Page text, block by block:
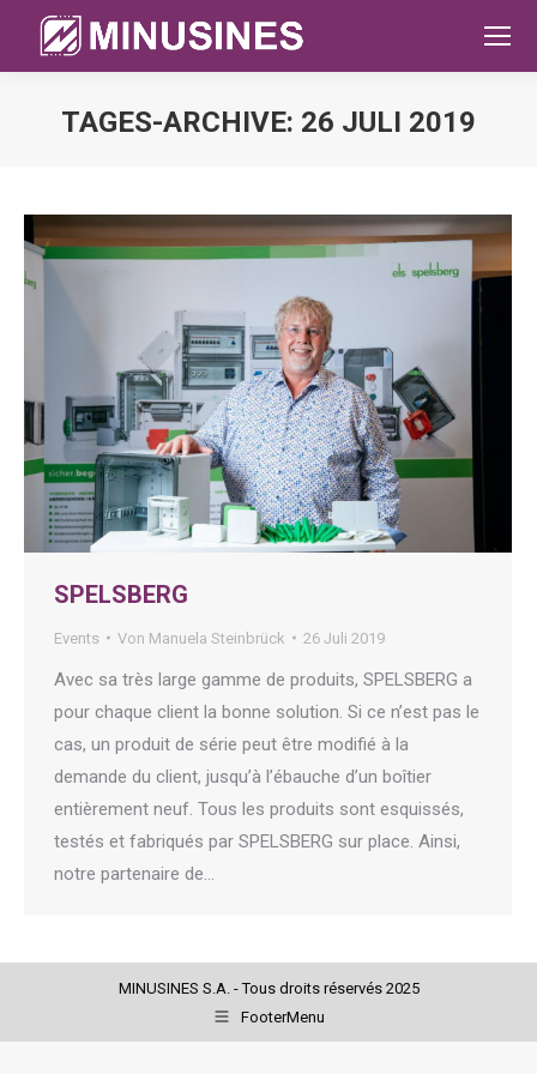
TAGES-ARCHIVE: 26 JULI 2019
SPELSBERG
Events Von Manuela Steinbrück 26 Juli 2019
Avec sa très large gamme de produits, SPELSBERG a
pour chaque client la bonne solution. Si ce n’est pas le
cas, un produit de série peut être modifié à la
demande du client, jusqu’à l’ébauche d’un boîtier
entièrement neuf. Tous les produits sont esquissés,
testés et fabriqués par SPELSBERG sur place. Ainsi,
notre partenaire de…
MINUSINES S.A. - Tous droits réservés 2025
FooterMenu